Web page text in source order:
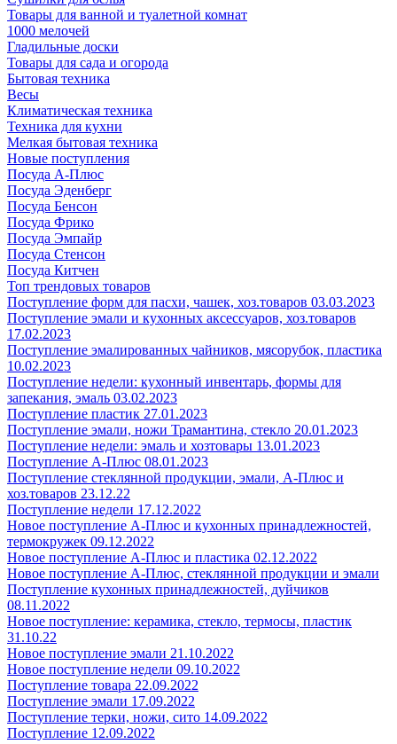
Товары для ванной и туалетной комнат
1000 мелочей
Гладильные доски
Товары для сада и огорода
Бытовая техника
Весы
Климатическая техника
Техника для кухни
Мелкая бытовая техника
Новые поступления
Посуда А-Плюс
Посуда Эденберг
Посуда Бенсон
Посуда Фрико
Посуда Эмпайр
Посуда Стенсон
Посуда Китчен
Топ трендовых товаров
Поступление форм для пасхи, чашек, хоз.товаров 03.03.2023
Поступление эмали и кухонных аксессуаров, хоз.товаров
17.02.2023
Поступление эмалированных чайников, мясорубок, пластика
10.02.2023
Поступление недели: кухонный инвентарь, формы для
запекания, эмаль 03.02.2023
Поступление пластик 27.01.2023
Поступление эмали, ножи Трамантина, стекло 20.01.2023
Поступление недели: эмаль и хозтовары 13.01.2023
Поступление А-Плюс 08.01.2023
Поступление стеклянной продукции, эмали, А-Плюс и
хоз.товаров 23.12.22
Поступление недели 17.12.2022
Новое поступление А-Плюс и кухонных принадлежностей,
термокружек 09.12.2022
Новое поступление А-Плюс и пластика 02.12.2022
Новое поступление А-Плюс, стеклянной продукции и эмали
Поступление кухонных принадлежностей, дуйчиков
08.11.2022
Новое поступление: керамика, стекло, термосы, пластик
31.10.22
Новое поступление эмали 21.10.2022
Новое поступление недели 09.10.2022
Поступление товара 22.09.2022
Поступление эмали 17.09.2022
Поступление терки, ножи, сито 14.09.2022
Поступление 12.09.2022